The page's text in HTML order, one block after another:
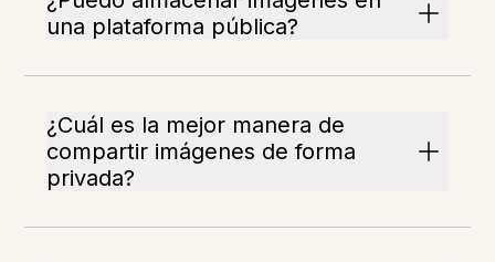
una plataforma pública?
¿Cuál es la mejor manera de
compartir imágenes de forma
privada?